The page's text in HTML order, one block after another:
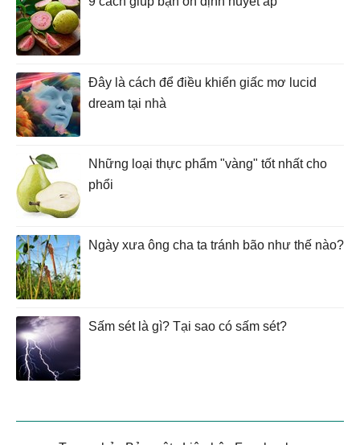
Đây là cách để điều khiển giấc mơ lucid
dream tại nhà
Những loại thực phẩm "vàng" tốt nhất cho
phổi
Ngày xưa ông cha ta tránh bão như thế nào?
Sấm sét là gì? Tại sao có sấm sét?